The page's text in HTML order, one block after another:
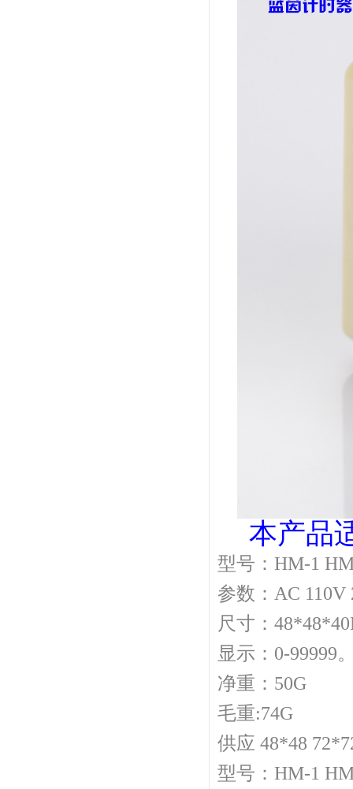
本产品
型号：HM-1
参数：AC 110V
尺寸：
显示：0-99999
净重：50G
毛重:74G
供应 48*48
型号：HM-1